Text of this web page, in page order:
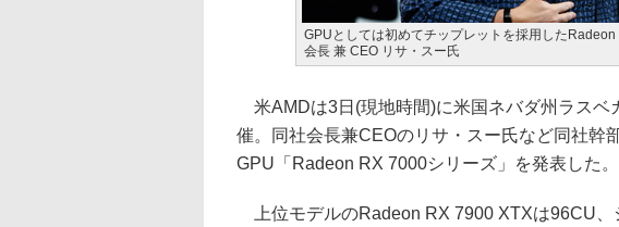
GPUとしては初めてチップレットを採用した
会長 兼 CEO リサ・スー氏
米AMDは3日(現地時間)に米国ネバダ州ラスベ
催。同社会長兼CEOのリサ・スー氏など同社幹
GPU「Radeon RX 7000シリーズ」を発表した。
上位モデルのRadeon RX 7900 XTXは96CU、